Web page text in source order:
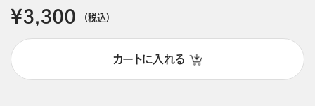
￥3,300 (税込)
カートに入れる